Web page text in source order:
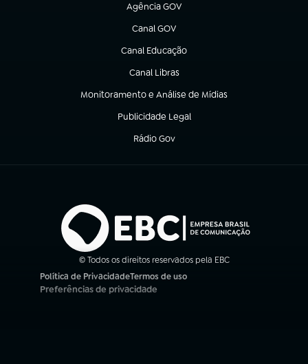
Agência GOV
(abre em nova aba)
Canal GOV
(abre em nova aba)
Canal Educação
(abre em nova aba)
Canal Libras
(abre em nova aba)
Monitoramento e Análise de Mídias
(abre em nova aba)
Publicidade Legal
(abre em nova aba)
Rádio Gov
(abre em nova aba)
© Todos os direitos reservados pela EBC
Política de Privacidade
(abre em nova aba)
Termos de uso
(abre em nova aba)
Preferências de privacidade